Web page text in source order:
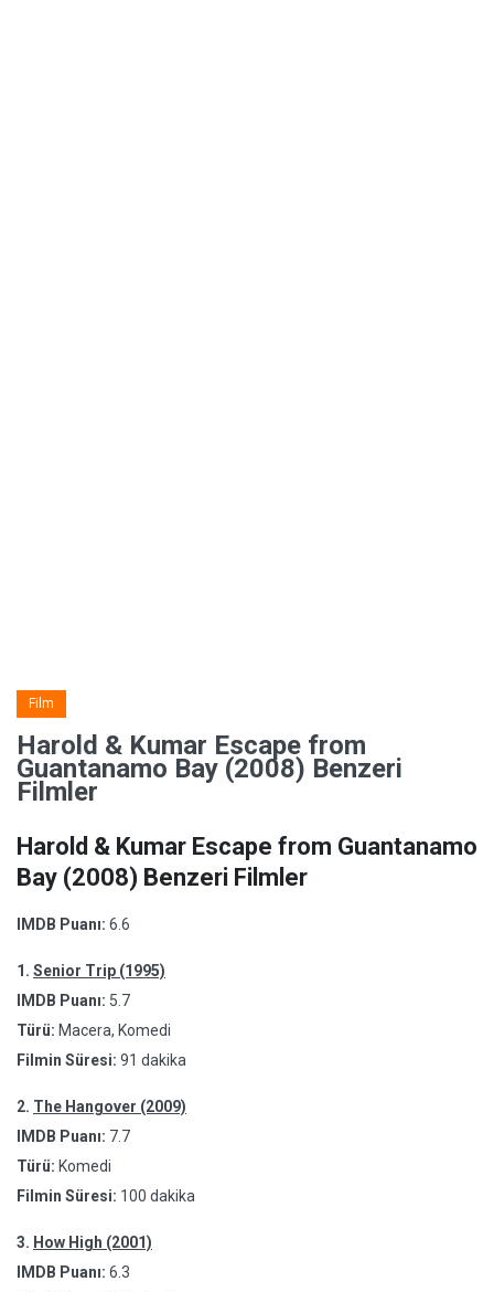
Film
Harold & Kumar Escape from
Guantanamo Bay (2008) Benzeri
Filmler
Harold & Kumar Escape from Guantanamo
Bay (2008) Benzeri Filmler
IMDB Puanı: 6.6
1. Senior Trip (1995)
IMDB Puanı: 5.7
Türü: Macera, Komedi
Filmin Süresi: 91 dakika
2. The Hangover (2009)
IMDB Puanı: 7.7
Türü: Komedi
Filmin Süresi: 100 dakika
3. How High (2001)
IMDB Puanı: 6.3